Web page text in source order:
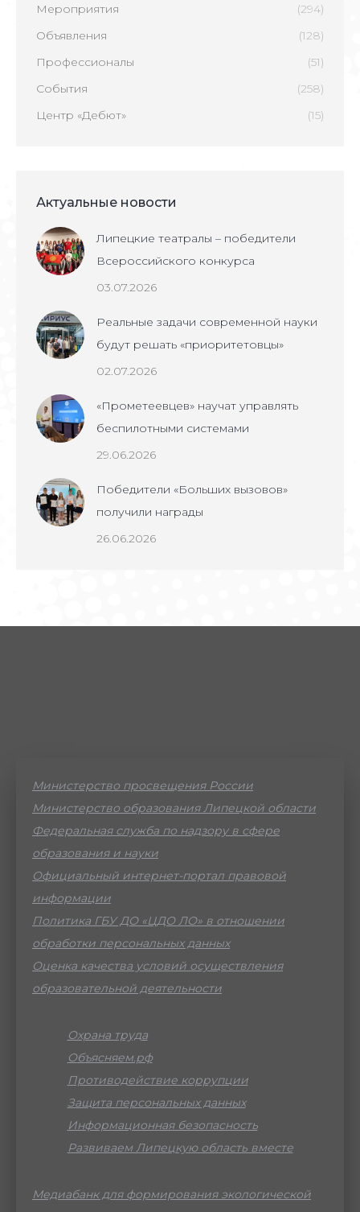
Мероприятия
(294)
Объявления
(128)
Профессионалы
(51)
События
(258)
Центр «Дебют»
(15)
Актуальные новости
Липецкие театралы – победители
Всероссийского конкурса
03.07.2026
Реальные задачи современной науки
будут решать «приоритетовцы»
02.07.2026
«Прометеевцев» научат управлять
беспилотными системами
29.06.2026
Победители «Больших вызовов»
получили награды
26.06.2026
Министерство просвещения России
Министерство образования Липецкой области
Федеральная служба по надзору в сфере
образования и науки
Официальный интернет-портал правовой
информации
Политика ГБУ ДО «ЦДО ЛО» в отношении
обработки персональных данных
Оценка качества условий осуществления
образовательной деятельности
Охрана труда
Объясняем.рф
Противодействие коррупции
Защита персональных данных
Информационная безопасность
Развиваем Липецкую область вместе
Медиабанк для формирования экологической